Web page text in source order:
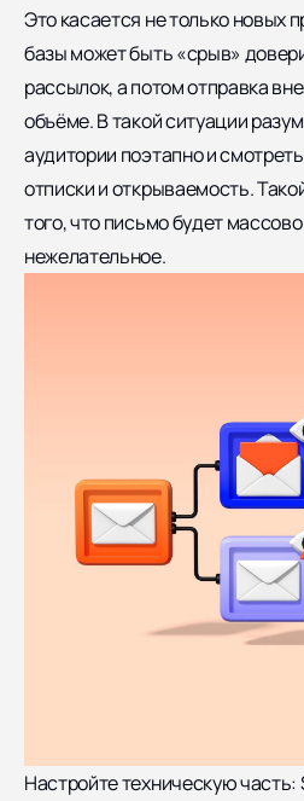
Это касается не только новых
базы может быть «срыв»
рассылок, а потом отправка
объёме. В такой ситуации
аудитории поэтапно и
отписки и открываемость.
того, что письмо будет
нежелательное.
Настройте техническую часть: